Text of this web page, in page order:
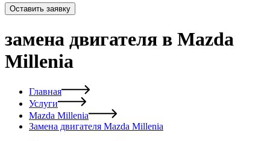
Оставить заявку
замена двигателя в Mazda
Millenia
Главная
Услуги
Mazda Millenia
Замена двигателя Mazda Millenia